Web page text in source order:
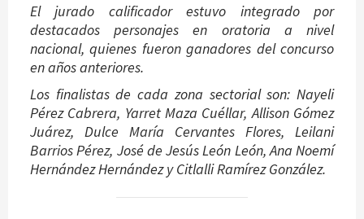
El jurado calificador estuvo integrado por
destacados personajes en oratoria a nivel
nacional, quienes fueron ganadores del concurso
en años anteriores.
Los finalistas de cada zona sectorial son: Nayeli
Pérez Cabrera, Yarret Maza Cuéllar, Allison Gómez
Juárez, Dulce María Cervantes Flores, Leilani
Barrios Pérez, José de Jesús León León, Ana Noemí
Hernández Hernández y Citlalli Ramírez González.